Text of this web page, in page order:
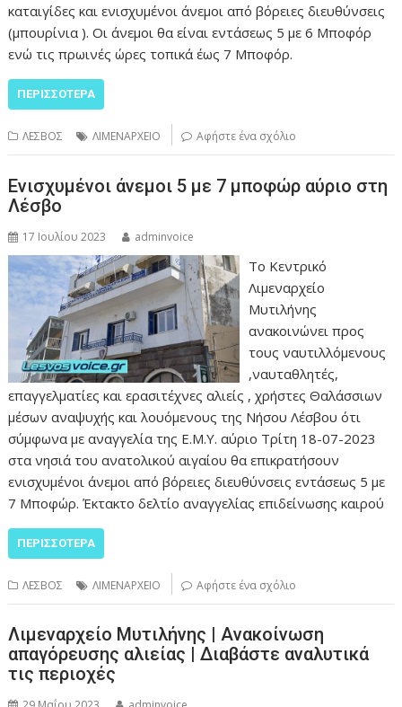
καταιγίδες και ενισχυμένοι άνεμοι από βόρειες διευθύνσεις
(μπουρίνια ). Οι άνεμοι θα είναι εντάσεως 5 με 6 Μποφόρ
ενώ τις πρωινές ώρες τοπικά έως 7 Μποφόρ.
ΠΕΡΙΣΣΌΤΕΡΑ
ΛΕΣΒΟΣ ΛΙΜΕΝΑΡΧΕΙΟ Αφήστε ένα σχόλιο
Ενισχυμένοι άνεμοι 5 με 7 μποφώρ αύριο στη
Λέσβο
17 Ιουλίου 2023 adminvoice
Το Κεντρικό
Λιμεναρχείο
Μυτιλήνης
ανακοινώνει προς
τους ναυτιλλόμενους
,ναυταθλητές,
επαγγελματίες και ερασιτέχνες αλιείς , χρήστες Θαλάσσιων
μέσων αναψυχής και λουόμενους της Νήσου Λέσβου ότι
σύμφωνα με αναγγελία της Ε.Μ.Υ. αύριο Τρίτη 18-07-2023
στα νησιά του ανατολικού αιγαίου θα επικρατήσουν
ενισχυμένοι άνεμοι από βόρειες διευθύνσεις εντάσεως 5 με
7 Μποφώρ. Έκτακτο δελτίο αναγγελίας επιδείνωσης καιρού
ΠΕΡΙΣΣΌΤΕΡΑ
ΛΕΣΒΟΣ ΛΙΜΕΝΑΡΧΕΙΟ Αφήστε ένα σχόλιο
Λιμεναρχείο Μυτιλήνης | Ανακοίνωση
απαγόρευσης αλιείας | Διαβάστε αναλυτικά
τις περιοχές